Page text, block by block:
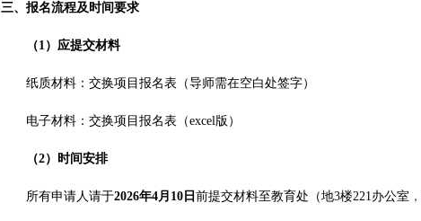
三、报名流程及时间要求
（1）应提交材料
纸质材料：交换项目报名表（导师需在空白处签字）
电子材料：交换项目报名表（excel版）
（2） 时间安排
所有申请人请于2026年4月 10日 前提交材料至教育处（地3楼221办公室 ，